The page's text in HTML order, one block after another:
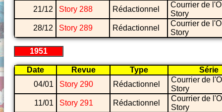
21/12
Story 288 Rédactionnel
Courrier de
Story
28/12
Story 289 Rédactionnel
Courrier de
Story
1951
Date Revue Type
Série
04/01
Story 290 Rédactionnel
Courrier de
Story
11/01
Story 291 Rédactionnel
Courrier de
Story